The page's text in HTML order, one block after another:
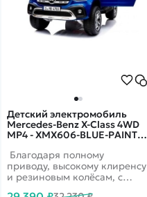
Детский электромобиль
Mercedes-Benz X-Class 4WD
MP4 - XMX606-BLUE-PAINT-
Благодаря полному
приводу, высокому клиренсу
и резиновым колёсам, с